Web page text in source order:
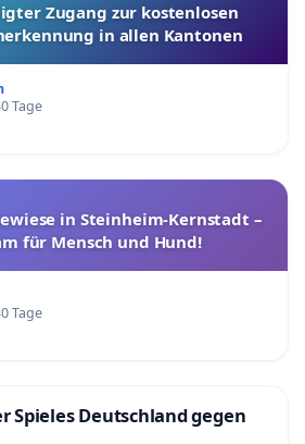
Zugang zur kostenlosen
in allen Kantonen
Tage
in Steinheim-Kernstadt –
für Mensch und Hund!
Tage
Spieles Deutschland gegen